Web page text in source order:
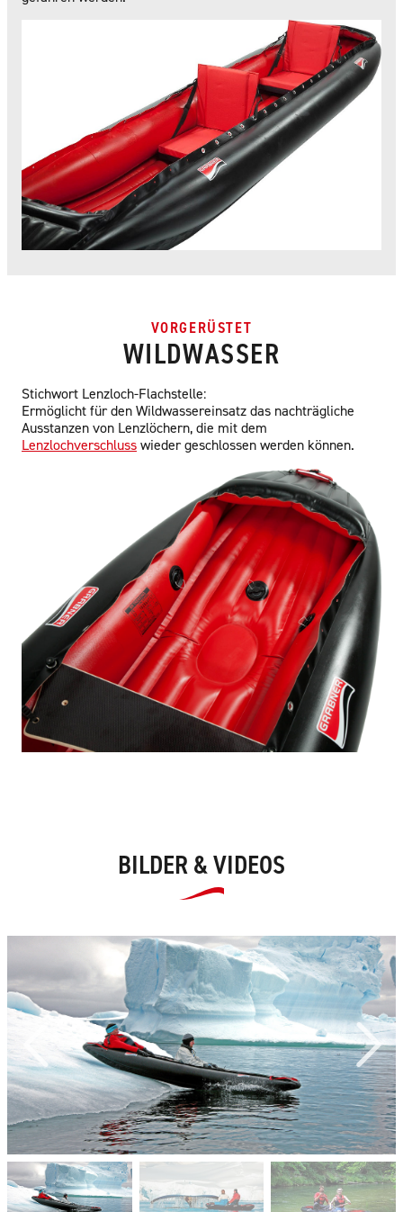
WILDWASSER
VORGERÜSTET
Stichwort Lenzloch-Flachstelle:
Ermöglicht für den Wildwassereinsatz das nachträgliche
Ausstanzen von Lenzlöchern, die mit dem
Lenzlochverschlusswieder geschlossen werden können.
BILDER & VIDEOS